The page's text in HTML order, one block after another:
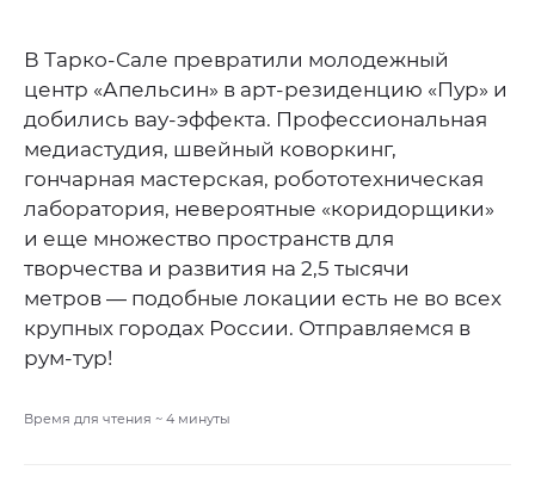
В Тарко-Сале превратили молодежный
центр «Апельсин» в арт-резиденцию «Пур» и
добились вау-эффекта. Профессиональная
медиастудия, швейный коворкинг,
гончарная мастерская, робототехническая
лаборатория, невероятные «коридорщики»
и еще множество пространств для
творчества и развития на 2,5 тысячи
метров — подобные локации есть не во всех
крупных городах России. Отправляемся в
рум-тур!
Время для чтения ~ 4 минуты